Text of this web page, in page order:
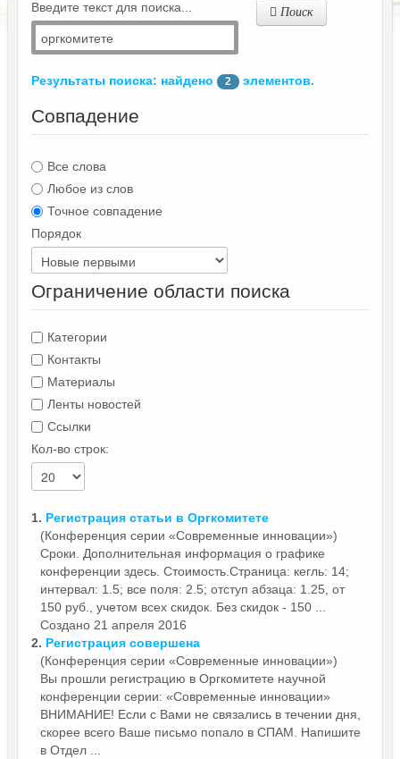
Введите текст для поиска... Поиск
Результаты поиска: найдено 2 элементов.
Совпадение
Все слова
Любое из слов
Точное совпадение
Порядок
Ограничение области поиска
Категории
Контакты
Материалы
Ленты новостей
Ссылки
Кол-во строк:
1. Регистрация статьи в Оргкомитете
(Конференция серии «Современные инновации»)
Сроки. Дополнительная информация о графике
конференции здесь. Стоимость.Страница: кегль: 14;
интервал: 1.5; все поля: 2.5; отступ абзаца: 1.25, от
150 руб., учетом всех скидок. Без скидок - 150 ...
Создано 21 апреля 2016
2. Регистрация совершена
(Конференция серии «Современные инновации»)
Вы прошли регистрацию в Оргкомитете научной
конференции серии: «Современные инновации»
ВНИМАНИЕ! Если с Вами не связались в течении дня,
скорее всего Ваше письмо попало в СПАМ. Напишите
в Отдел ...